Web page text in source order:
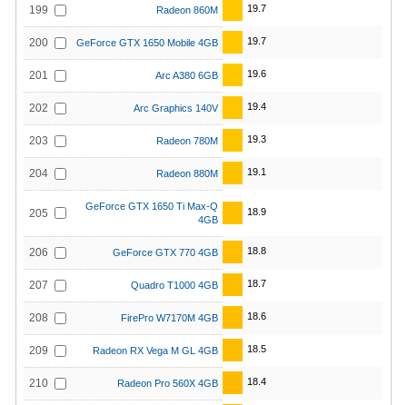
199 Radeon 860M 19.7
200 GeForce GTX 1650 Mobile 4GB 19.7
201 Arc A380 6GB 19.6
202 Arc Graphics 140V 19.4
203 Radeon 780M 19.3
204 Radeon 880M 19.1
205
GeForce GTX 1650 Ti Max-Q
4GB
18.9
206 GeForce GTX 770 4GB 18.8
207 Quadro T1000 4GB 18.7
208 FirePro W7170M 4GB 18.6
209 Radeon RX Vega M GL 4GB 18.5
210 Radeon Pro 560X 4GB 18.4